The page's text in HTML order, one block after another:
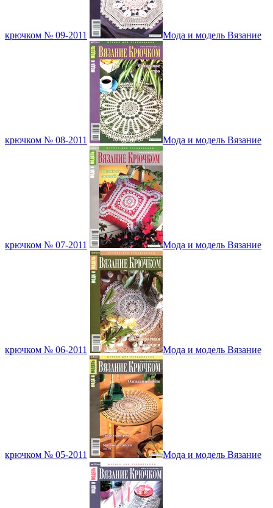
крючком № 09-2011 Мода и модель Вязание
крючком № 08-2011 Мода и модель Вязание
крючком № 07-2011 Мода и модель Вязание
крючком № 06-2011 Мода и модель Вязание
крючком № 05-2011 Мода и модель Вязание